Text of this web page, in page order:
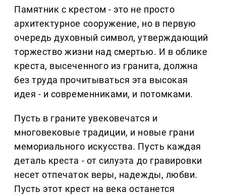
Памятник с крестом - это не просто
архитектурное сооружение, но в первую
очередь духовный символ, утверждающий
торжество жизни над смертью. И в облике
креста, высеченного из гранита, должна
без труда прочитываться эта высокая
идея - и современниками, и потомками.
Пусть в граните увековечатся и
многовековые традиции, и новые грани
мемориального искусства. Пусть каждая
деталь креста - от силуэта до гравировки
несет отпечаток веры, надежды, любви.
Пусть этот крест на века останется